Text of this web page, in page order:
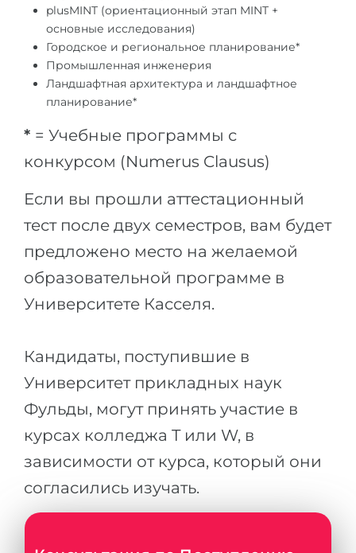
Наши студенты успешно поступают
КОНСУЛЬТАЦИЯ!
Беларусь
Другая страна
ЗАПИСАТЬСЯ НА КОНСУЛЬТАЦИЮ
plusMINT (ориентационный этап MINT +
основные исследования)
Городское и региональное планирование*
Промышленная инженерия
Ландшафтная архитектура и ландшафтное
планирование*
* = Учебные программы с
конкурсом (Numerus Clausus)
Если вы прошли аттестационный
тест после двух семестров, вам будет
предложено место на желаемой
образовательной программе в
Университете Касселя.
Кандидаты, поступившие в
Университет прикладных наук
Фульды, могут принять участие в
курсах колледжа T или W, в
зависимости от курса, который они
согласились изучать.